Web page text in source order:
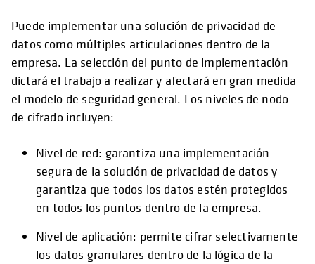
Puede implementar una solución de privacidad de
datos como múltiples articulaciones dentro de la
empresa. La selección del punto de implementación
dictará el trabajo a realizar y afectará en gran medida
el modelo de seguridad general. Los niveles de nodo
de cifrado incluyen:
Nivel de red: garantiza una implementación
segura de la solución de privacidad de datos y
garantiza que todos los datos estén protegidos
en todos los puntos dentro de la empresa.
Nivel de aplicación: permite cifrar selectivamente
los datos granulares dentro de la lógica de la